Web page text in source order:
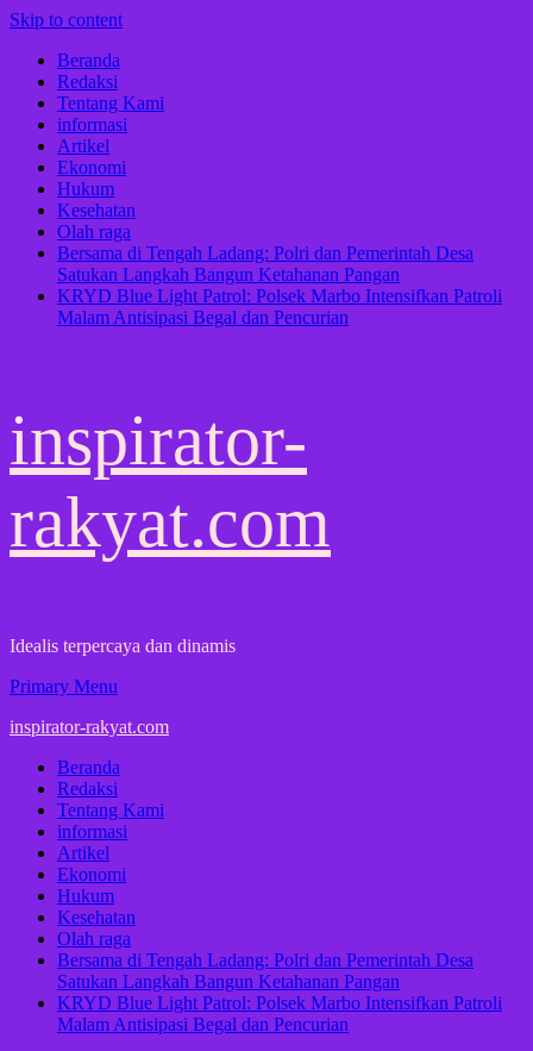
Skip to content
Beranda
Redaksi
Tentang Kami
informasi
Artikel
Ekonomi
Hukum
Kesehatan
Olah raga
Bersama di Tengah Ladang: Polri dan Pemerintah Desa
Satukan Langkah Bangun Ketahanan Pangan
KRYD Blue Light Patrol: Polsek Marbo Intensifkan Patroli
Malam Antisipasi Begal dan Pencurian
inspirator-
rakyat.com
Idealis terpercaya dan dinamis
Primary Menu
inspirator-rakyat.com
Beranda
Redaksi
Tentang Kami
informasi
Artikel
Ekonomi
Hukum
Kesehatan
Olah raga
Bersama di Tengah Ladang: Polri dan Pemerintah Desa
Satukan Langkah Bangun Ketahanan Pangan
KRYD Blue Light Patrol: Polsek Marbo Intensifkan Patroli
Malam Antisipasi Begal dan Pencurian